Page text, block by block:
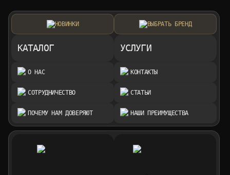
НОВИНКИ
КАТАЛОГ
О НАС
СОТРУДНИЧЕСТВО
ПОЧЕМУ НАМ ДОВЕРЯЮТ
ВЫБРАТЬ БРЕНД
УСЛУГИ
КОНТАКТЫ
СТАТЬИ
НАШИ ПРЕИМУЩЕСТВА